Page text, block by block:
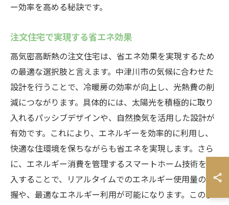
ー効率を高める秘訣です。
注文住宅で実現する省エネ効果
高気密高断熱の注文住宅は、省エネ効果を実現するため
の最適な選択肢と言えます。中津川市の気候に合わせた
設計を行うことで、冷暖房の効率が向上し、光熱費の削
減につながります。具体的には、太陽光を積極的に取り
入れるパッシブデザインや、自然換気を活用した設計が
有効です。これにより、エネルギーを効率的に利用し、
快適な住環境を保ちながらも省エネを実現します。さら
に、エネルギー消費を管理するスマートホーム技術を導
入することで、リアルタイムでのエネルギー使用量の把
握や、最適なエネルギー利用が可能になります。このよ